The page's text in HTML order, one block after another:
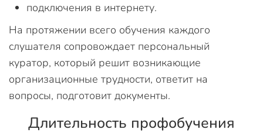
подключения в интернету.
На протяжении всего обучения каждого
слушателя сопровождает персональный
куратор, который решит возникающие
организационные трудности, ответит на
вопросы, подготовит документы.
Длительность профобучения